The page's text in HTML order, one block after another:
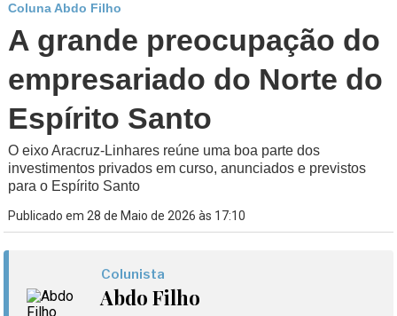
Coluna Abdo Filho
A grande preocupação do
empresariado do Norte do
Espírito Santo
O eixo Aracruz-Linhares reúne uma boa parte dos
investimentos privados em curso, anunciados e previstos
para o Espírito Santo
Publicado em 28 de Maio de 2026 às 17:10
Colunista
Abdo Filho